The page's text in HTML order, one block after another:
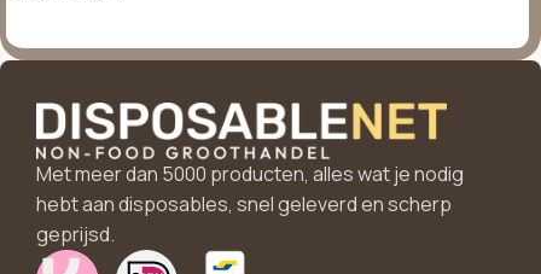
Met meer dan 5000 producten, alles wat je nodig
hebt aan disposables, snel geleverd en scherp
geprijsd.